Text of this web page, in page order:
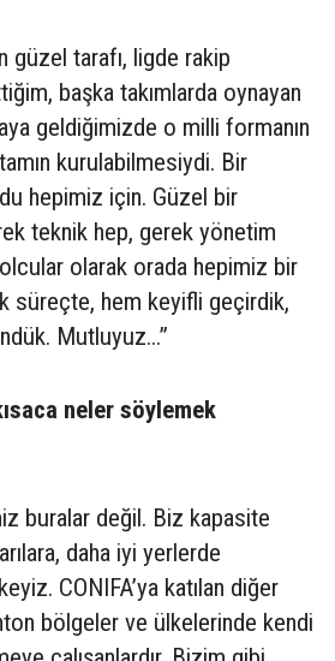
güzel tarafı, ligde rakip
başka takımlarda oynayan
geldiğimizde o milli formanın
kurulabilmesiydi. Bir
hepimiz için. Güzel bir
teknik hep, gerek yönetim
olarak orada hepimiz bir
süreçte, hem keyifli geçirdik,
Mutluyuz...”
neler söylemek
buralar değil. Biz kapasite
daha iyi yerlerde
CONIFA’ya katılan diğer
bölgeler ve ülkelerinde kendi